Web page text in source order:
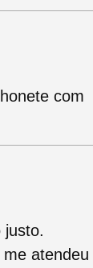
com
justo.
atendeu